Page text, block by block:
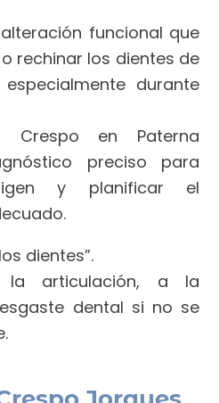
funcional que
rechinar los dientes de
durante
Crespo en Paterna
preciso para
y planificar el
dientes”.
la articulación, a la
dental si no se